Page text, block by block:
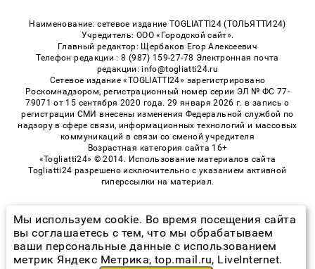
Наименование: сетевое издание TOGLIATTI24 (ТОЛЬЯТТИ24)
Учредитель: ООО «Городской сайт».
Главный редактор: Щербаков Егор Алексеевич
Телефон редакции : 8 (987) 159-27-78 Электронная почта
редакции: info@togliatti24.ru
Сетевое издание «TOGLIATTI24» зарегистрировано
Роскомнадзором, регистрационный номер серии ЭЛ № ФС 77-
79071 от 15 сентября 2020 года. 29 января 2026 г. в запись о
регистрации СМИ внесены изменения Федеральной службой по
надзору в сфере связи, информационных технологий и массовых
коммуникаций в связи со сменой учредителя
Возрастная категория сайта 16+
«Togliatti24» © 2014. Использование материалов сайта
Togliatti24 разрешено исключительно с указанием активной
гиперссылки на материал.
© 2026 «Togliatti24» | Все права защищены
Возрастная категория сайта 16+
Политика конфиденциальности
Мы используем cookie. Во время посещения сайта
вы соглашаетесь с тем, что мы обрабатываем
ваши персональные данные с использованием
метрик Яндекс Метрика, top.mail.ru, LiveInternet.